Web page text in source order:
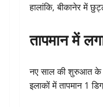
हालांकि, बीकानेर में
तापमान में
नए साल की शुरुआत के
इलाकों में तापमान 1